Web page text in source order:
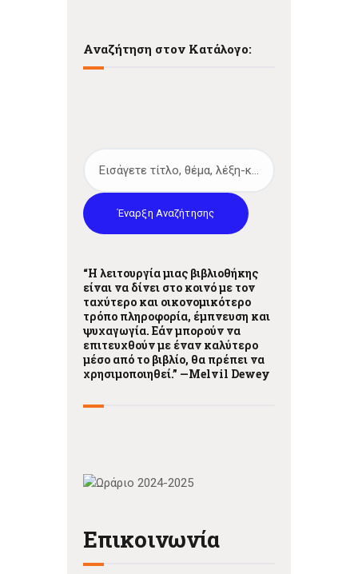
Αναζήτηση στον Κατάλογο:
Έναρξη Αναζήτησης
“Η λειτουργία μιας βιβλιοθήκης
είναι να δίνει στο κοινό με τον
ταχύτερο και οικονομικότερο
τρόπο πληροφορία, έμπνευση και
ψυχαγωγία. Εάν μπορούν να
επιτευχθούν με έναν καλύτερο
μέσο από το βιβλίο, θα πρέπει να
χρησιμοποιηθεί.” —Melvil Dewey
Επικοινωνία